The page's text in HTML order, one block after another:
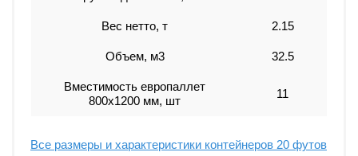
Вес нетто, т 2.15
Объем, м3 32.5
Вместимость европаллет
800х1200 мм, шт
11
Все размеры и характеристики контейнеров 20 футов